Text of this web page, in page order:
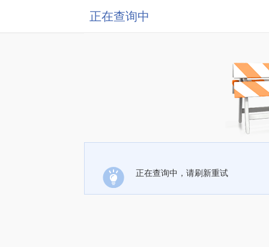
正在查询中
正在查询中，请刷新重试